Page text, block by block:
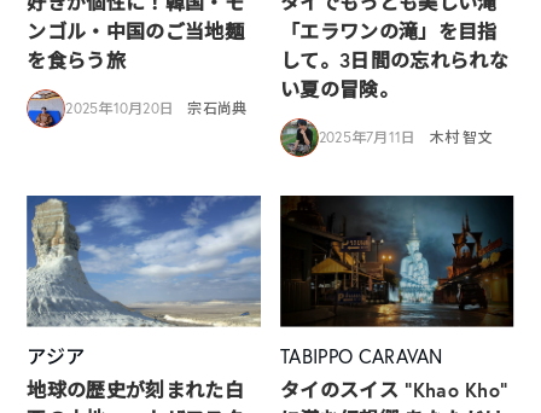
ンゴル・中国のご当地麺
を食らう旅
2025年10月20日 宗石尚典
「エラワンの滝」を目指
して。3日間の忘れられな
い夏の冒険。
2025年7月11日 木村 智文
アジア
地球の歴史が刻まれた白
TABIPPO CARAVAN
タイのスイス “Khao Kho”